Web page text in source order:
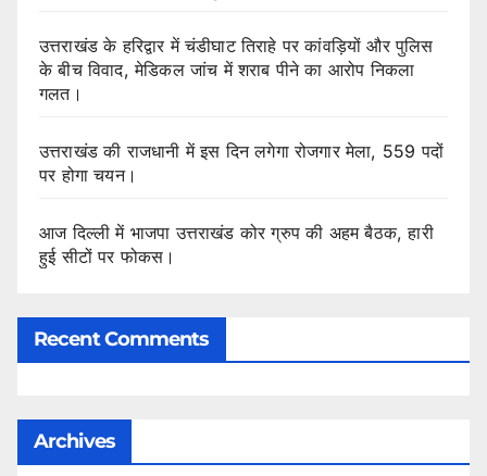
उत्तराखंड के हरिद्वार में चंडीघाट तिराहे पर कांवड़ियों और पुलिस
के बीच विवाद, मेडिकल जांच में शराब पीने का आरोप निकला
गलत।
उत्तराखंड की राजधानी में इस दिन लगेगा रोजगार मेला, 559 पदों
पर होगा चयन।
आज दिल्ली में भाजपा उत्तराखंड कोर ग्रुप की अहम बैठक, हारी
हुई सीटों पर फोकस।
Recent Comments
Archives